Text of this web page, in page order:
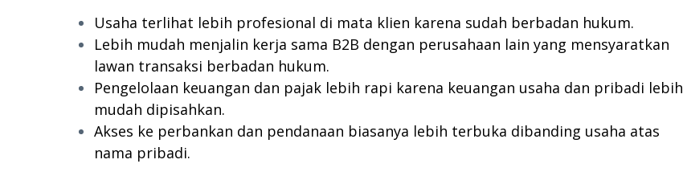
Usaha terlihat lebih profesional di mata klien karena sudah berbadan hukum.
Lebih mudah menjalin kerja sama B2B dengan perusahaan lain yang mensyaratkan
lawan transaksi berbadan hukum.
Pengelolaan keuangan dan pajak lebih rapi karena keuangan usaha dan pribadi lebih
mudah dipisahkan.
Akses ke perbankan dan pendanaan biasanya lebih terbuka dibanding usaha atas
nama pribadi.